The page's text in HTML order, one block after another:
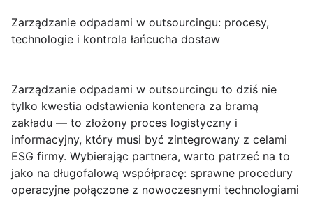
Zarządzanie odpadami w outsourcingu: procesy,
technologie i kontrola łańcucha dostaw
Zarządzanie odpadami w outsourcingu to dziś nie
tylko kwestia odstawienia kontenera za bramą
zakładu — to złożony proces logistyczny i
informacyjny, który musi być zintegrowany z celami
ESG firmy. Wybierając partnera, warto patrzeć na to
jako na długofalową współpracę: sprawne procedury
operacyjne połączone z nowoczesnymi technologiami